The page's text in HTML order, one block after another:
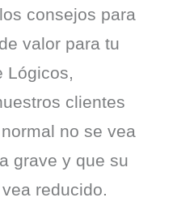
consejos para
valor para tu
Lógicos,
clientes
no se vea
grave y que su
reducido.